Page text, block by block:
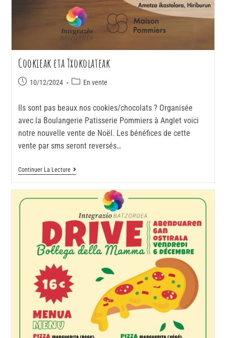
Cookieak eta Txokolateak
10/12/2024 En vente
Ils sont pas beaux nos cookies/chocolats ? Organisée
avec la Boulangerie Patisserie Pommiers à Anglet voici
notre nouvelle vente de Noël. Les bénéfices de cette
vente par sms seront reversés…
Continuer La Lecture